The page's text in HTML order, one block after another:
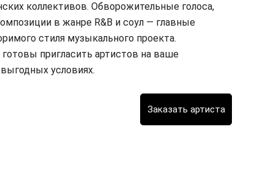
коллективов. Обворожительные голоса,
в жанре R&B и соул — главные
стиля музыкального проекта.
пригласить артистов на ваше
условиях.